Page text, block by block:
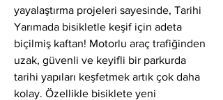
yayalaştırma projeleri sayesinde, Tarihi
Yarımada bisikletle keşif için adeta
biçilmiş kaftan! Motorlu araç trafiğinden
uzak, güvenli ve keyifli bir parkurda
tarihi yapıları keşfetmek artık çok daha
kolay. Özellikle bisiklete yeni